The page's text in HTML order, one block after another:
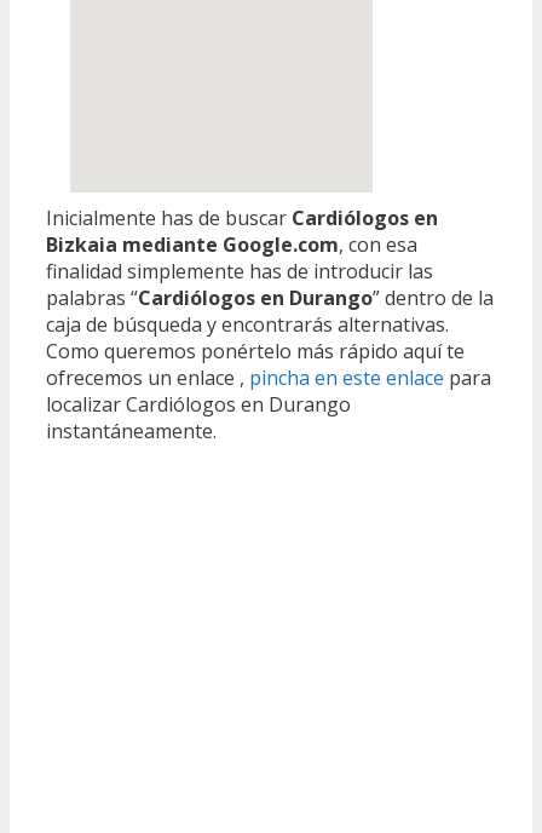
Inicialmente has de buscar Cardiólogos en
Bizkaia mediante Google.com, con esa
finalidad simplemente has de introducir las
palabras “Cardiólogos en Durango” dentro de la
caja de búsqueda y encontrarás alternativas.
Como queremos ponértelo más rápido aquí te
ofrecemos un enlace , pincha en este enlace para
localizar Cardiólogos en Durango
instantáneamente.